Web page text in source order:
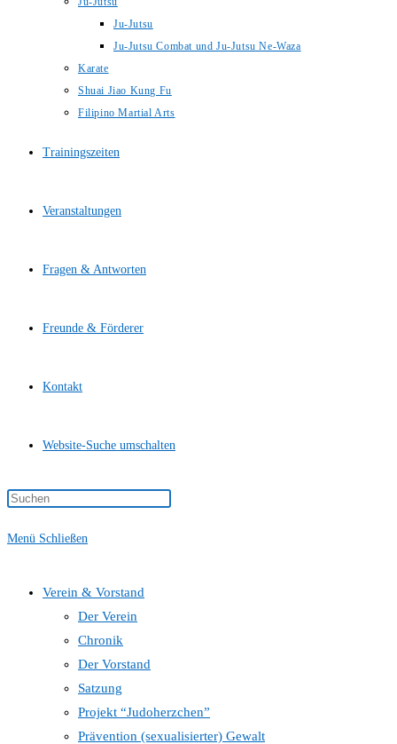
Ju-Jutsu
Ju-Jutsu Combat und Ju-Jutsu Ne-Waza
Karate
Shuai Jiao Kung Fu
Filipino Martial Arts
Trainingszeiten
Veranstaltungen
Fragen & Antworten
Freunde & Förderer
Kontakt
Website-Suche umschalten
Menü Schließen
Verein & Vorstand
Der Verein
Chronik
Der Vorstand
Satzung
Projekt “Judoherzchen”
Prävention (sexualisierter) Gewalt